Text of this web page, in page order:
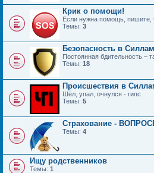
Крик о помощи!
Если нужна помощь, пишите,
Темы: 3
Безопасность в
Постоянная бдительность –
Темы: 18
Происшествия в
Шёл, упал, очнулся - гипс
Темы: 5
Страхование -
Темы: 4
Ищу родственников
Темы: 1